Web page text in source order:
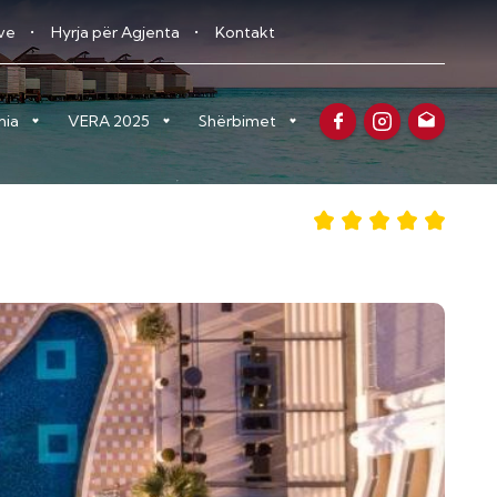
Hyrja për Agjenta Kontakt
VERA 2025 Shërbimet